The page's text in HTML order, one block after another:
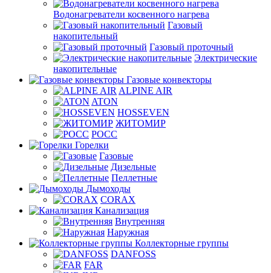
Водонагреватели косвенного нагрева
Газовый
накопительный
Газовый проточный
Электрические
накопительные
Газовые конвекторы
ALPINE AIR
ATON
HOSSEVEN
ЖИТОМИР
РОСС
Горелки
Газовые
Дизельные
Пеллетные
Дымоходы
CORAX
Канализация
Внутренняя
Наружная
Коллекторные группы
DANFOSS
FAR